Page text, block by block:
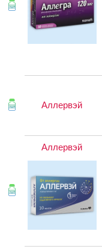
Аллервэй
Аллервэй